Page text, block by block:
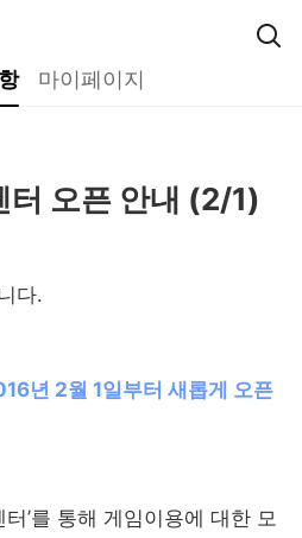
마이페이지
터 오픈 안내 (2/1)
다.
년 2월 1일부터 새롭게 오픈
’를 통해 게임이용에 대한 모